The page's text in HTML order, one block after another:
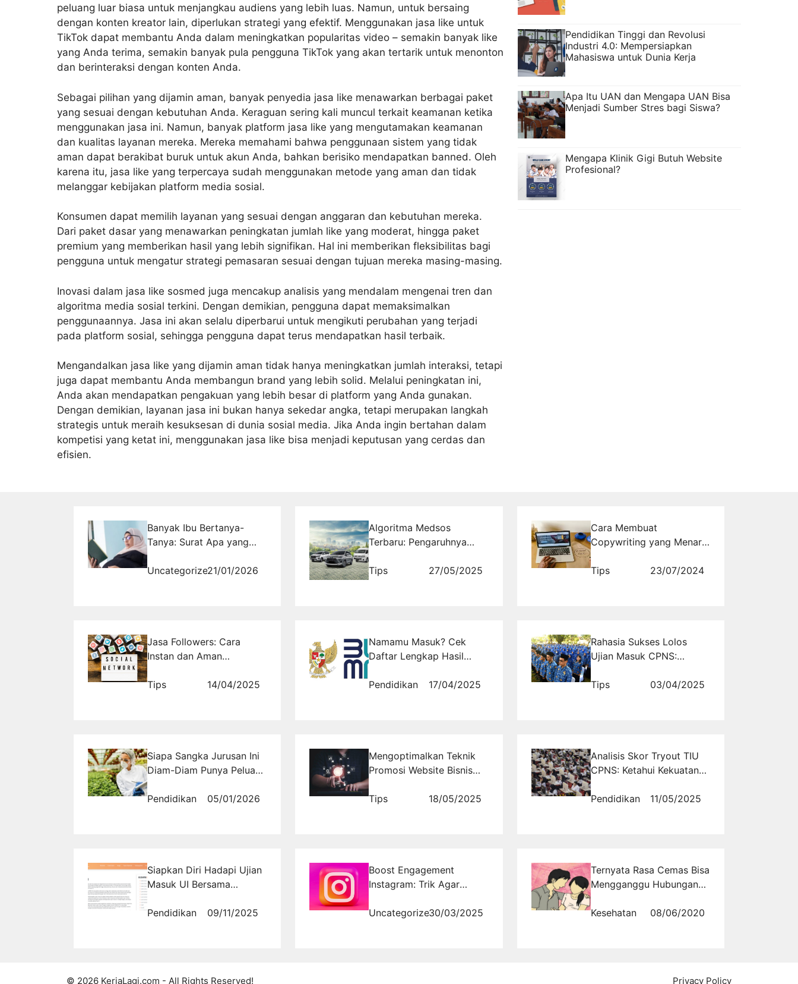
peluang luar biasa untuk menjangkau audiens yang lebih luas. Namun, untuk bersaing
dengan konten kreator lain, diperlukan strategi yang efektif. Menggunakan jasa like untuk
TikTok dapat membantu Anda dalam meningkatkan popularitas video – semakin banyak like
yang Anda terima, semakin banyak pula pengguna TikTok yang akan tertarik untuk menonton
dan berinteraksi dengan konten Anda.
Sebagai pilihan yang dijamin aman, banyak penyedia jasa like menawarkan berbagai paket
yang sesuai dengan kebutuhan Anda. Keraguan sering kali muncul terkait keamanan ketika
menggunakan jasa ini. Namun, banyak platform jasa like yang mengutamakan keamanan
dan kualitas layanan mereka. Mereka memahami bahwa penggunaan sistem yang tidak
aman dapat berakibat buruk untuk akun Anda, bahkan berisiko mendapatkan banned. Oleh
karena itu, jasa like yang terpercaya sudah menggunakan metode yang aman dan tidak
melanggar kebijakan platform media sosial.
Konsumen dapat memilih layanan yang sesuai dengan anggaran dan kebutuhan mereka.
Dari paket dasar yang menawarkan peningkatan jumlah like yang moderat, hingga paket
premium yang memberikan hasil yang lebih signifikan. Hal ini memberikan fleksibilitas bagi
pengguna untuk mengatur strategi pemasaran sesuai dengan tujuan mereka masing-masing.
Inovasi dalam jasa like sosmed juga mencakup analisis yang mendalam mengenai tren dan
algoritma media sosial terkini. Dengan demikian, pengguna dapat memaksimalkan
penggunaannya. Jasa ini akan selalu diperbarui untuk mengikuti perubahan yang terjadi
pada platform sosial, sehingga pengguna dapat terus mendapatkan hasil terbaik.
Mengandalkan jasa like yang dijamin aman tidak hanya meningkatkan jumlah interaksi, tetapi
juga dapat membantu Anda membangun brand yang lebih solid. Melalui peningkatan ini,
Anda akan mendapatkan pengakuan yang lebih besar di platform yang Anda gunakan.
Dengan demikian, layanan jasa ini bukan hanya sekedar angka, tetapi merupakan langkah
strategis untuk meraih kesuksesan di dunia sosial media. Jika Anda ingin bertahan dalam
kompetisi yang ketat ini, menggunakan jasa like bisa menjadi keputusan yang cerdas dan
efisien.
Pendidikan Tinggi dan Revolusi
Industri 4.0: Mempersiapkan
Mahasiswa untuk Dunia Kerja
Apa Itu UAN dan Mengapa UAN Bisa
Menjadi Sumber Stres bagi Siswa?
Mengapa Klinik Gigi Butuh Website
Profesional?
Banyak Ibu Bertanya-
Tanya: Surat Apa yang
Hamil Agar Hati Tenang
Uncategorized21/01/2026
Algoritma Medsos
Terbaru: Pengaruhnya
Tips
27/05/2025
Cara Membuat
Copywriting yang Menarik
Dengan Konversi Tinggi
Tips
23/07/2024
Jasa Followers: Cara
Instan dan Aman
Tips
14/04/2025
Namamu Masuk? Cek
Daftar Lengkap Hasil
Sini!
Pendidikan 17/04/2025
Rahasia Sukses Lolos
Ujian Masuk CPNS:
Bocoran dari Para Ahli
Tips
03/04/2025
Siapa Sangka Jurusan Ini
Diam-Diam Punya Peluang
Depan?
Pendidikan 05/01/2026
Mengoptimalkan Teknik
Promosi Website Bisnis
Tips
18/05/2025
Analisis Skor Tryout TIU
CPNS: Ketahui Kekuatan
dan Kelemahanmu
Sekarang
Pendidikan 11/05/2025
Siapkan Diri Hadapi Ujian
Masuk UI Bersama
Online Lengkap dengan
Pendidikan 09/11/2025
Boost Engagement
Instagram: Trik Agar
Uncategorized30/03/2025
Ternyata Rasa Cemas Bisa
Mengganggu Hubungan
Suami Istri, Bagaimana
Bisa?
Kesehatan 08/06/2020
Privacy Policy
© 2026 KerjaLagi.com - All Rights Reserved!